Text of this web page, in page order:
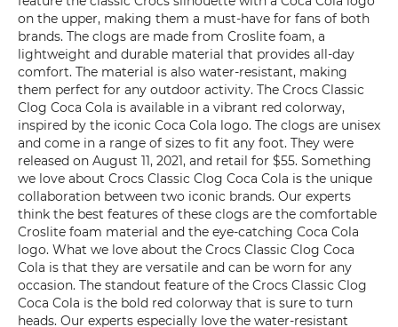
on the upper, making them a must-have for fans of both
brands. The clogs are made from Croslite foam, a
lightweight and durable material that provides all-day
comfort. The material is also water-resistant, making
them perfect for any outdoor activity. The Crocs Classic
Clog Coca Cola is available in a vibrant red colorway,
inspired by the iconic Coca Cola logo. The clogs are unisex
and come in a range of sizes to fit any foot. They were
released on August 11, 2021, and retail for $55. Something
we love about Crocs Classic Clog Coca Cola is the unique
collaboration between two iconic brands. Our experts
think the best features of these clogs are the comfortable
Croslite foam material and the eye-catching Coca Cola
logo. What we love about the Crocs Classic Clog Coca
Cola is that they are versatile and can be worn for any
occasion. The standout feature of the Crocs Classic Clog
Coca Cola is the bold red colorway that is sure to turn
heads. Our experts especially love the water-resistant